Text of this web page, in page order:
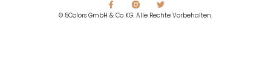
© 5Colors GmbH & Co KG. Alle Rechte Vorbehalten.